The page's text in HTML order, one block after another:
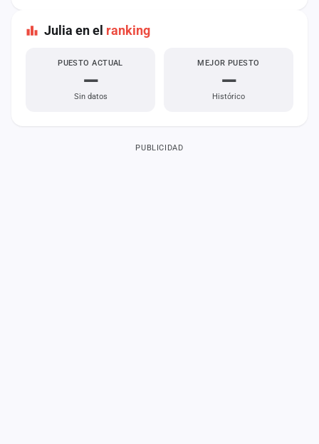
Julia en el ranking
PUESTO ACTUAL
—
Sin datos
MEJOR PUESTO
—
Histórico
PUBLICIDAD